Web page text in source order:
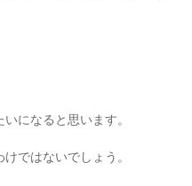
になると思います。
ではないでしょう。